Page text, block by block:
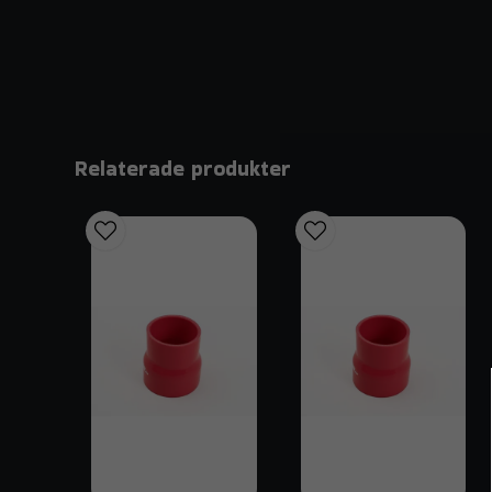
Relaterade produkter